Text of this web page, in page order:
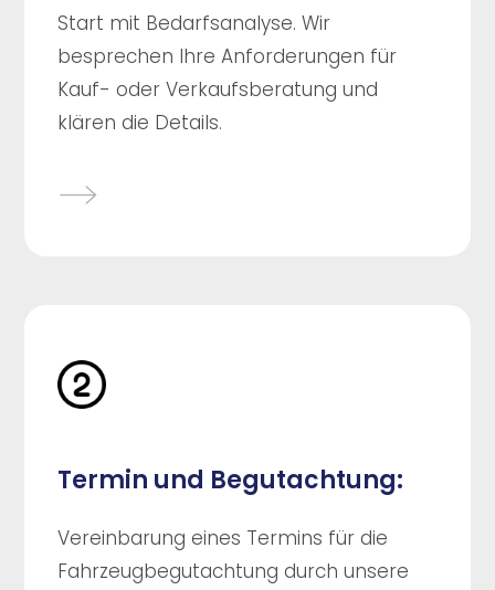
Start mit Bedarfsanalyse. Wir
besprechen Ihre Anforderungen für
Kauf- oder Verkaufsberatung und
klären die Details.
Termin und Begutachtung:
Vereinbarung eines Termins für die
Fahrzeugbegutachtung durch unsere